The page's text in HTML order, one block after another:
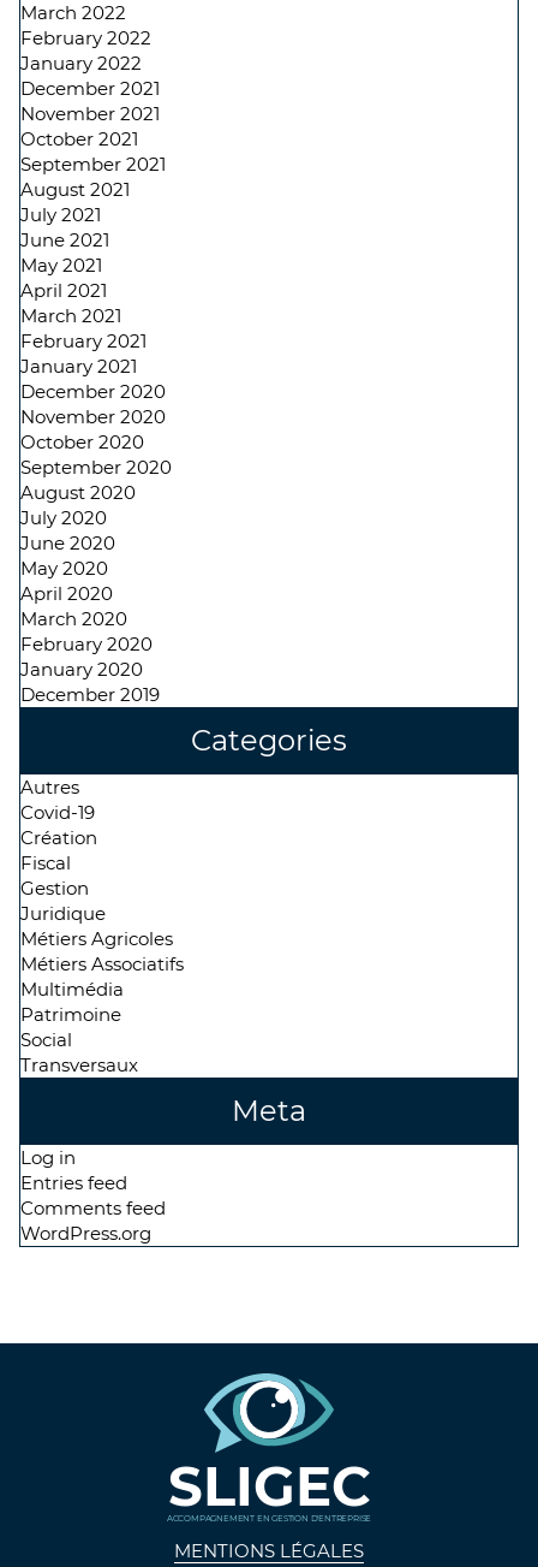
March 2022
February 2022
January 2022
December 2021
November 2021
October 2021
September 2021
August 2021
July 2021
June 2021
May 2021
April 2021
March 2021
February 2021
January 2021
December 2020
November 2020
October 2020
September 2020
August 2020
July 2020
June 2020
May 2020
April 2020
March 2020
February 2020
January 2020
December 2019
Categories
Autres
Covid-19
Création
Fiscal
Gestion
Juridique
Métiers Agricoles
Métiers Associatifs
Multimédia
Patrimoine
Social
Transversaux
Meta
Log in
Entries feed
Comments feed
WordPress.org
SLIGEC
ACCOMPAGNEMENT EN GESTION D'ENTREPRISE
MENTIONS LÉGALES